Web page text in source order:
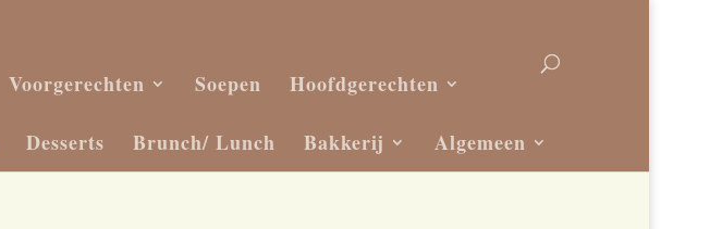
Voorgerechten Soepen Hoofdgerechten
Desserts Brunch/ Lunch Bakkerij Algemeen